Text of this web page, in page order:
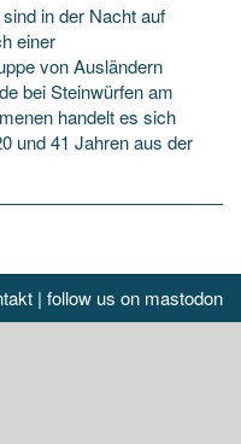
in der Nacht auf
einer
von Ausländern
bei Steinwürfen am
handelt es sich
und 41 Jahren aus der
| follow us on mastodon